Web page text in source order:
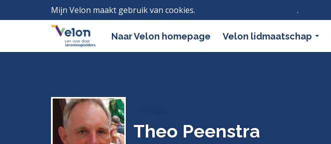
Mijn Velon maakt gebruik van cookies. .
Naar Velon homepage Velon lidmaatschap
Theo Peenstra